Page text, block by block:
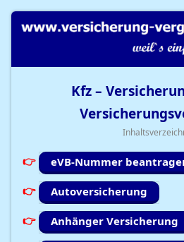
Kfz –
eVB-Nummer
Autoversicherung
Anhänger Versicherung